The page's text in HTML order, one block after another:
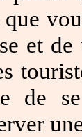
que
et
de